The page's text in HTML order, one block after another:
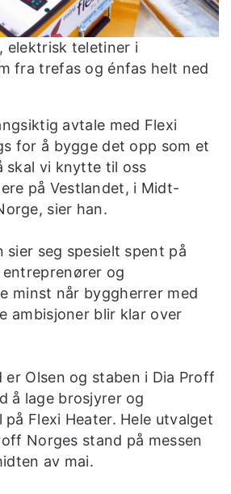
elektrisk teletiner i
fra trefas og énfas helt ned
avtale med Flexi
for å bygge det opp som et
skal vi knytte til oss
på Vestlandet, i Midt-
sier han.
sier seg spesielt spent på
og
minst når byggherrer med
ambisjoner blir klar over
er Olsen og staben i Dia Proff
å lage brosjyrer og
på Flexi Heater. Hele utvalget
Norges stand på messen
av mai.